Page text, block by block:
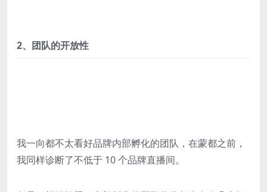
2、团队的开放性
我一向都不太看好品牌内部孵化的团队，在蒙都之前，
我同样诊断了不低于 10 个品牌直播间。